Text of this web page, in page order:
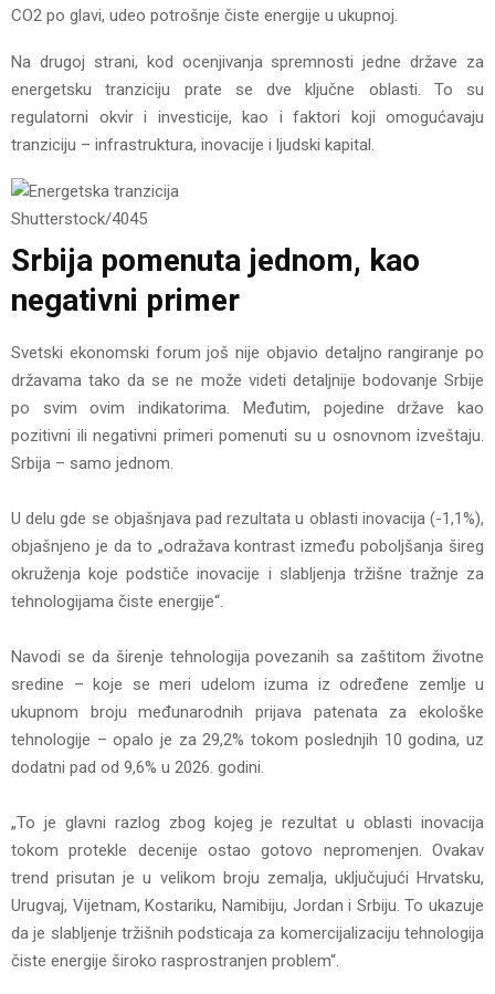
CO2 po glavi, udeo potrošnje čiste energije u ukupnoj.
Na drugoj strani, kod ocenjivanja spremnosti jedne države za
energetsku tranziciju prate se dve ključne oblasti. To su
regulatorni okvir i investicije, kao i faktori koji omogućavaju
tranziciju – infrastruktura, inovacije i ljudski kapital.
Shutterstock/4045
Srbija pomenuta jednom, kao
negativni primer
Svetski ekonomski forum još nije objavio detaljno rangiranje po
državama tako da se ne može videti detaljnije bodovanje Srbije
po svim ovim indikatorima. Međutim, pojedine države kao
pozitivni ili negativni primeri pomenuti su u osnovnom izveštaju.
Srbija – samo jednom.
U delu gde se objašnjava pad rezultata u oblasti inovacija (-1,1%),
objašnjeno je da to „odražava kontrast između poboljšanja šireg
okruženja koje podstiče inovacije i slabljenja tržišne tražnje za
tehnologijama čiste energije“.
Navodi se da širenje tehnologija povezanih sa zaštitom životne
sredine – koje se meri udelom izuma iz određene zemlje u
ukupnom broju međunarodnih prijava patenata za ekološke
tehnologije – opalo je za 29,2% tokom poslednjih 10 godina, uz
dodatni pad od 9,6% u 2026. godini.
„To je glavni razlog zbog kojeg je rezultat u oblasti inovacija
tokom protekle decenije ostao gotovo nepromenjen. Ovakav
trend prisutan je u velikom broju zemalja, uključujući Hrvatsku,
Urugvaj, Vijetnam, Kostariku, Namibiju, Jordan i Srbiju. To ukazuje
da je slabljenje tržišnih podsticaja za komercijalizaciju tehnologija
čiste energije široko rasprostranjen problem“.